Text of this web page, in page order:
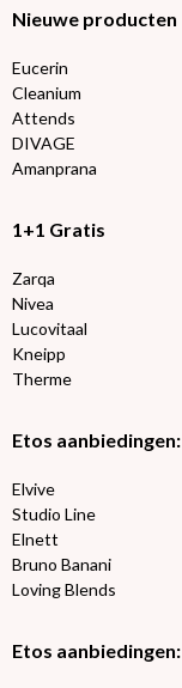
Nieuwe producten
Eucerin
Cleanium
Attends
DIVAGE
Amanprana
1+1 Gratis
Zarqa
Nivea
Lucovitaal
Kneipp
Therme
Etos aanbiedingen:
Elvive
Studio Line
Elnett
Bruno Banani
Loving Blends
Etos aanbiedingen: